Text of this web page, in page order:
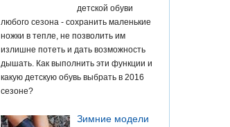
детской обуви
любого сезона - сохранить маленькие
ножки в тепле, не позволить им
излишне потеть и дать возможность
дышать. Как выполнить эти функции и
какую детскую обувь выбрать в 2016
сезоне?
Зимние модели